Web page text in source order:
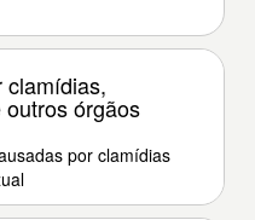
clamídias,
órgãos
por clamídias